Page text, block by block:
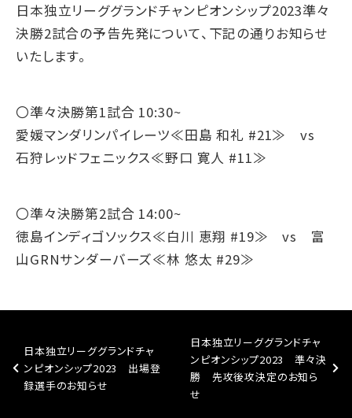
日本独立リーググランドチャンピオンシップ2023準々
決勝2試合の予告先発について、下記の通りお知らせ
いたします。
〇準々決勝第1試合 10:30~
愛媛マンダリンパイレーツ≪田島 和礼 #21≫ vs
石狩レッドフェニックス≪野口 寛人 #11≫
〇準々決勝第2試合 14:00~
徳島インディゴソックス≪白川 恵翔 #19≫ vs 富
山GRNサンダーバーズ≪林 悠太 #29≫
日本独立リーググランドチャ
ンピオンシップ2023 出場登
録選手のお知らせ
日本独立リーググランドチャ
ンピオンシップ2023 準々決
勝 先攻後攻決定のお知ら
せ